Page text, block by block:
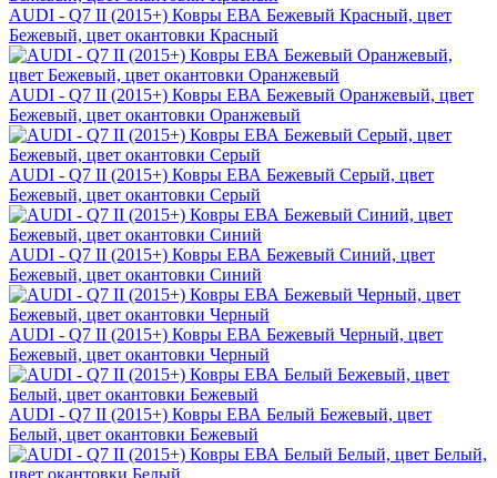
AUDI - Q7 II (2015+) Ковры ЕВА Бежевый Красный, цвет
Бежевый, цвет окантовки Красный
AUDI - Q7 II (2015+) Ковры ЕВА Бежевый Оранжевый, цвет
Бежевый, цвет окантовки Оранжевый
AUDI - Q7 II (2015+) Ковры ЕВА Бежевый Серый, цвет
Бежевый, цвет окантовки Серый
AUDI - Q7 II (2015+) Ковры ЕВА Бежевый Синий, цвет
Бежевый, цвет окантовки Синий
AUDI - Q7 II (2015+) Ковры ЕВА Бежевый Черный, цвет
Бежевый, цвет окантовки Черный
AUDI - Q7 II (2015+) Ковры ЕВА Белый Бежевый, цвет
Белый, цвет окантовки Бежевый